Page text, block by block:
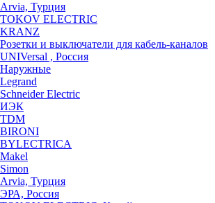
Arvia, Турция
TOKOV ELECTRIC
KRANZ
Розетки и выключатели для кабель-каналов
UNIVersal , Россия
Наружные
Legrand
Schneider Electric
ИЭК
TDM
BIRONI
BYLECTRICA
Makel
Simon
Arvia, Турция
ЭРА, Россия